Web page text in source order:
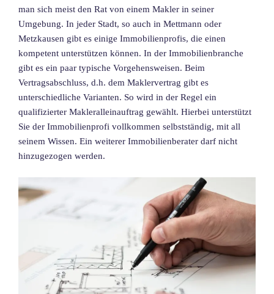
man sich meist den Rat von einem Makler in seiner
Umgebung. In jeder Stadt, so auch in Mettmann oder
Metzkausen gibt es einige Immobilienprofis, die einen
kompetent unterstützen können. In der Immobilienbranche
gibt es ein paar typische Vorgehensweisen. Beim
Vertragsabschluss, d.h. dem Maklervertrag gibt es
unterschiedliche Varianten. So wird in der Regel ein
qualifizierter Makleralleinauftrag gewählt. Hierbei unterstützt
Sie der Immobilienprofi vollkommen selbstständig, mit all
seinem Wissen. Ein weiterer Immobilienberater darf nicht
hinzugezogen werden.